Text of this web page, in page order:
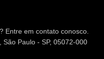
Entre em contato conosco.
Paulo - SP, 05072-000